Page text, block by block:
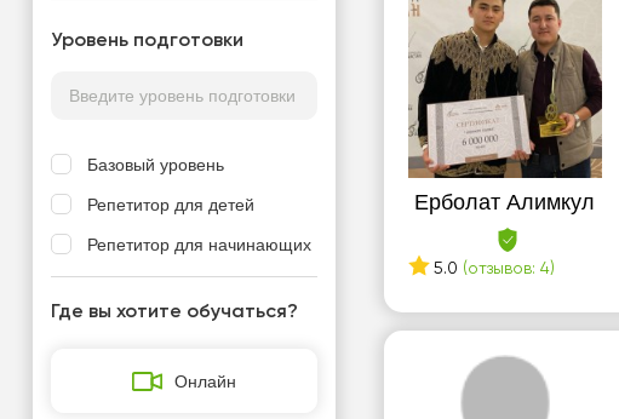
Ерболат Алимкул
5.0 (отзывов: 4)
Уровень подготовки
Базовый уровень
Репетитор для детей
Репетитор для начинающих
Где вы хотите обучаться?
Онлайн